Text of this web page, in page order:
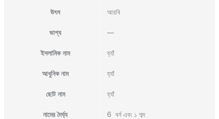
উৎস আরবি
ভাগ্য —
ইসলামিক নাম হ্যাঁ
আধুনিক নাম হ্যাঁ
ছোট নাম হ্যাঁ
নামের দৈর্ঘ্য 6 বর্ন এবং ১ শব্দ